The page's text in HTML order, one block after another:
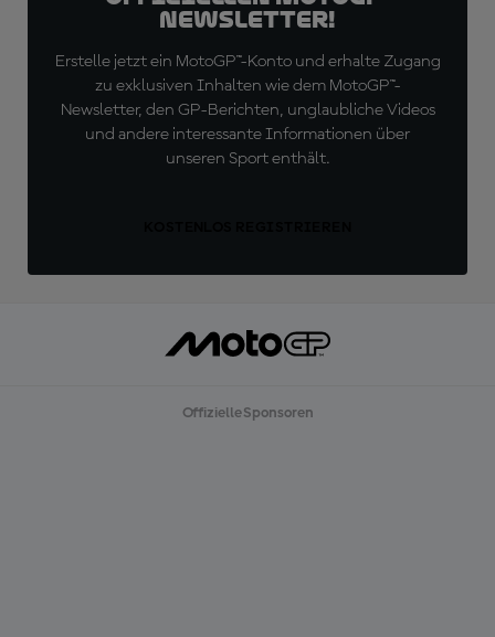
Newsletter!
Erstelle jetzt ein MotoGP™-Konto und erhalte Zugang
zu exklusiven Inhalten wie dem MotoGP™-
Newsletter, den GP-Berichten, unglaubliche Videos
und andere interessante Informationen über
unseren Sport enthält.
Offizielle Sponsoren